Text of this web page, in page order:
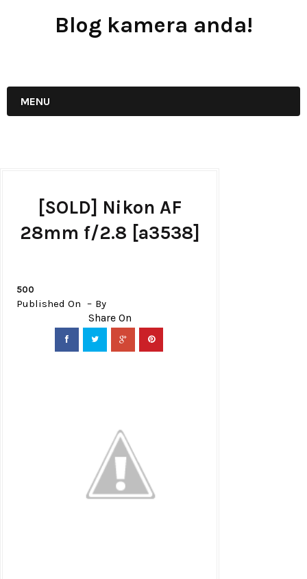
Blog kamera anda!
MENU
[SOLD] Nikon AF
28mm f/2.8 [a3538]
500
Published On By